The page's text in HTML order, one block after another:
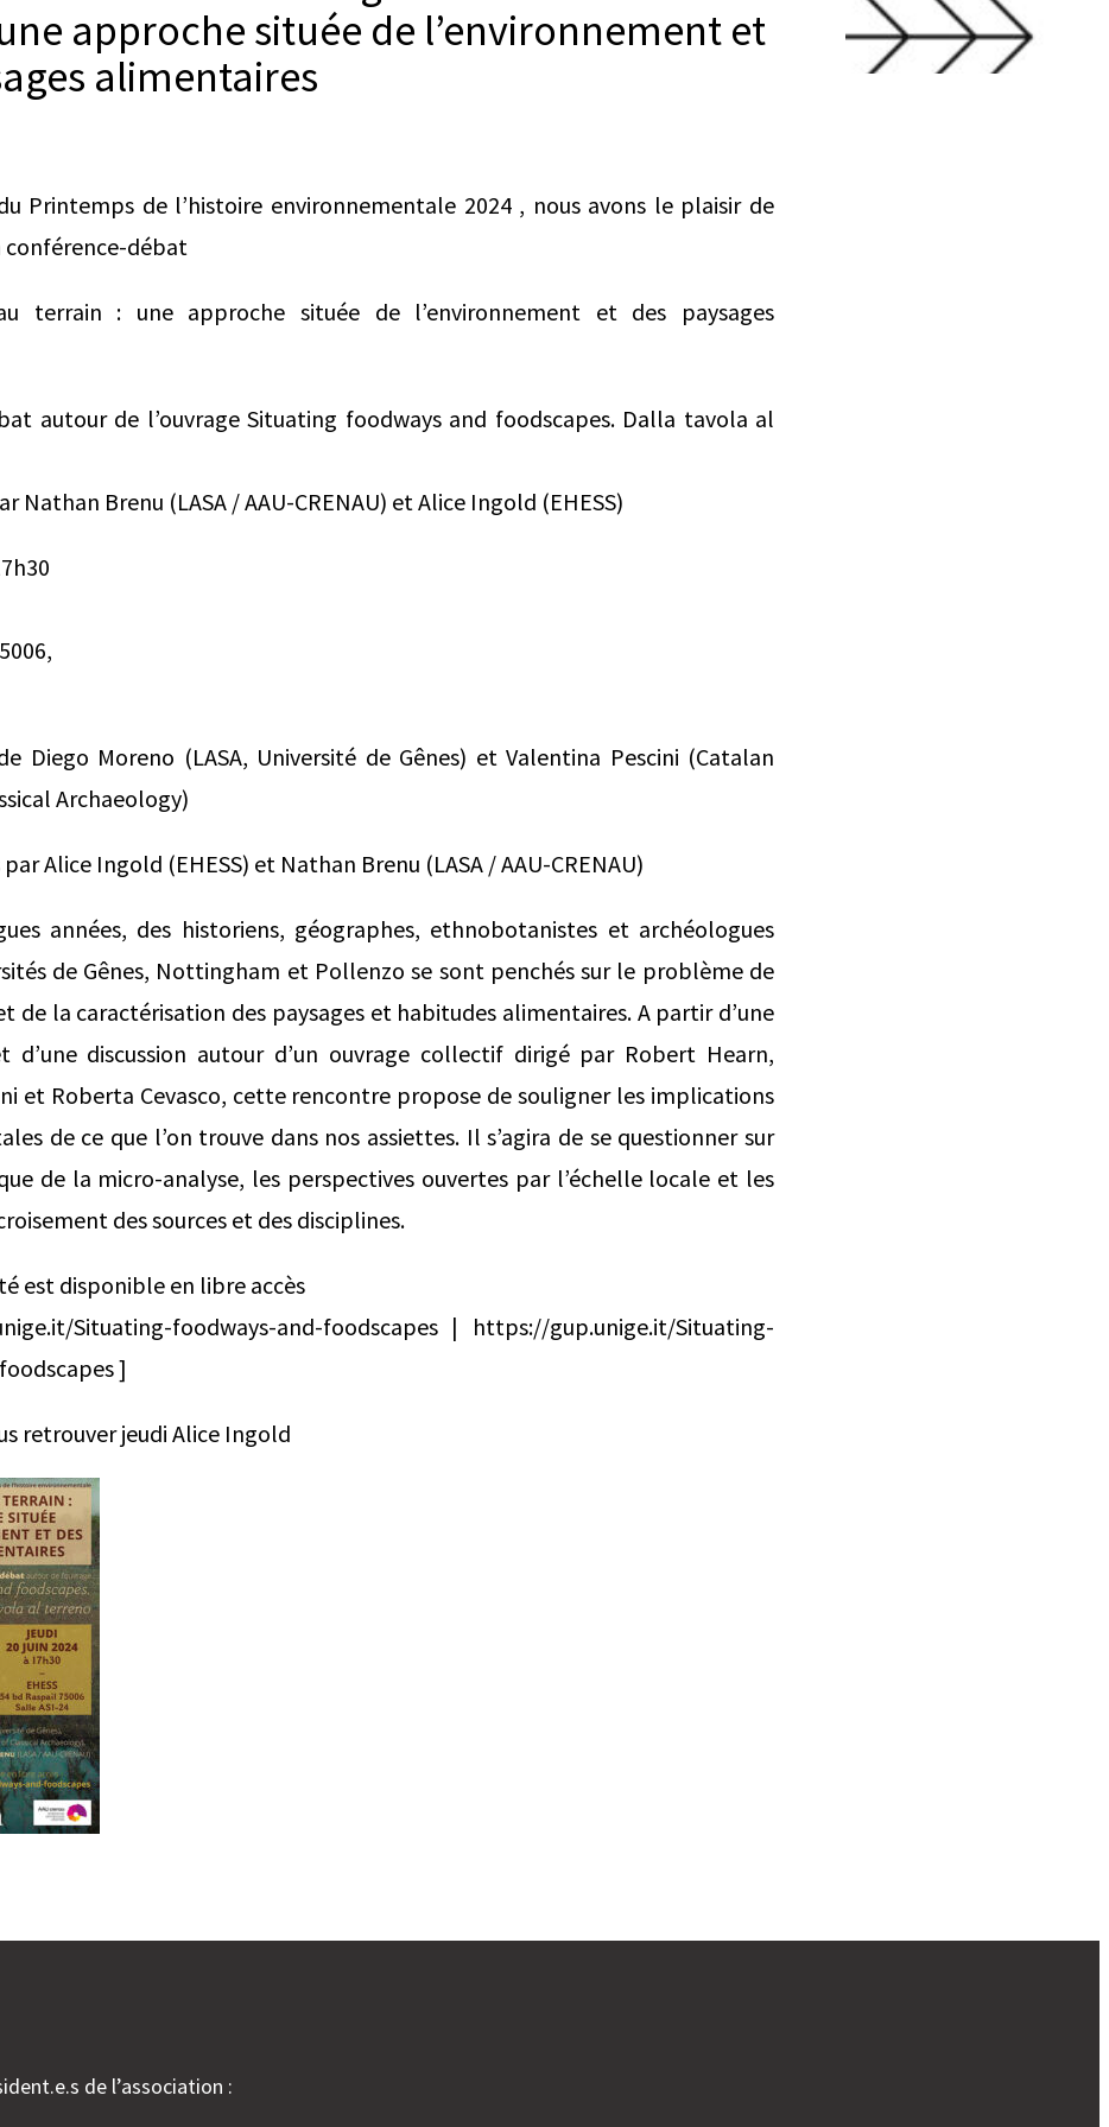
approche située de l’environnement et
alimentaires
Printemps de l’histoire environnementale 2024 , nous avons le plaisir de
conférence-débat
terrain : une approche située de l’environnement et des paysages
autour de l’ouvrage Situating foodways and foodscapes. Dalla tavola al
Nathan Brenu (LASA / AAU-CRENAU) et Alice Ingold (EHESS)
Diego Moreno (LASA, Université de Gênes) et Valentina Pescini (Catalan
Archaeology)
Alice Ingold (EHESS) et Nathan Brenu (LASA / AAU-CRENAU)
années, des historiens, géographes, ethnobotanistes et archéologues
de Gênes, Nottingham et Pollenzo se sont penchés sur le problème de
de la caractérisation des paysages et habitudes alimentaires. A partir d’une
d’une discussion autour d’un ouvrage collectif dirigé par Robert Hearn,
et Roberta Cevasco, cette rencontre propose de souligner les implications
de ce que l’on trouve dans nos assiettes. Il s’agira de se questionner sur
de la micro-analyse, les perspectives ouvertes par l’échelle locale et les
des sources et des disciplines.
est disponible en libre accès
Situating-foodways-and-foodscapes | https://gup.unige.it/Situating-
]
retrouver jeudi Alice Ingold
de l’association :